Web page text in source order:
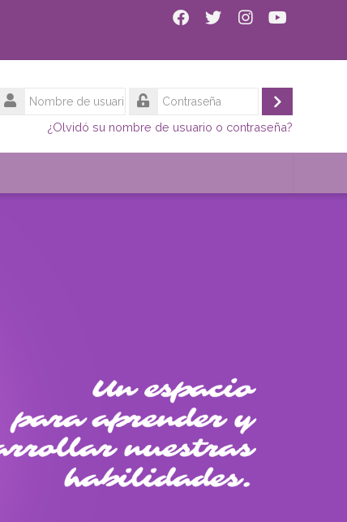
Nombre
de
Contraseña
Acceder
¿Olvidó su nombre de usuario o contraseña?